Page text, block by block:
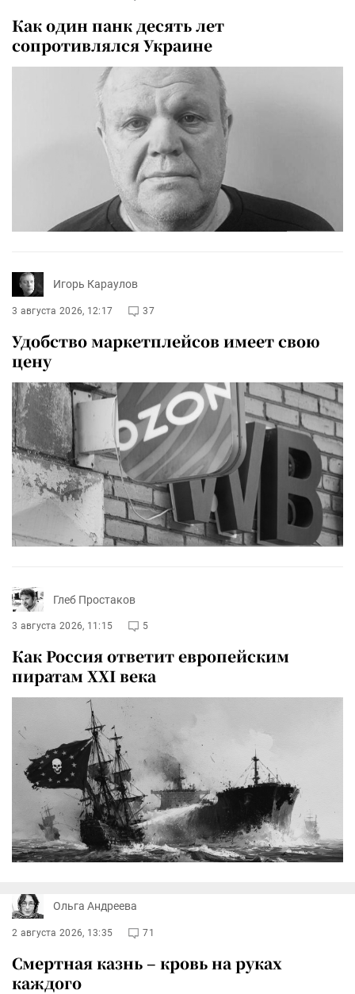
Как один панк десять лет
сопротивлялся Украине
Игорь Караулов
3 августа 2026, 12:17 37
Удобство маркетплейсов имеет свою
цену
Глеб Простаков
3 августа 2026, 11:15 5
Как Россия ответит европейским
пиратам XXI века
Ольга Андреева
2 августа 2026, 13:35 71
Смертная казнь – кровь на руках
каждого